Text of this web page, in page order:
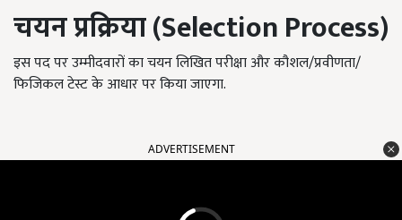
चयन प्रक्रिया (Selection Process)
इस पद पर उम्मीदवारों का चयन लिखित परीक्षा और कौशल/प्रवीणता/
फिजिकल टेस्ट के आधार पर किया जाएगा.
ADVERTISEMENT